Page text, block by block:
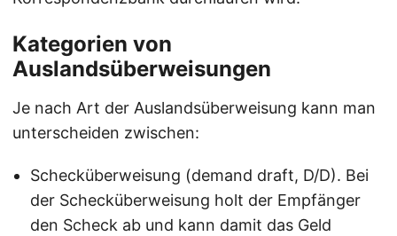
Kategorien von
Auslandsüberweisungen
Je nach Art der Auslandsüberweisung kann man
unterscheiden zwischen:
Schecküberweisung (demand draft, D/D). Bei
der Schecküberweisung holt der Empfänger
den Scheck ab und kann damit das Geld